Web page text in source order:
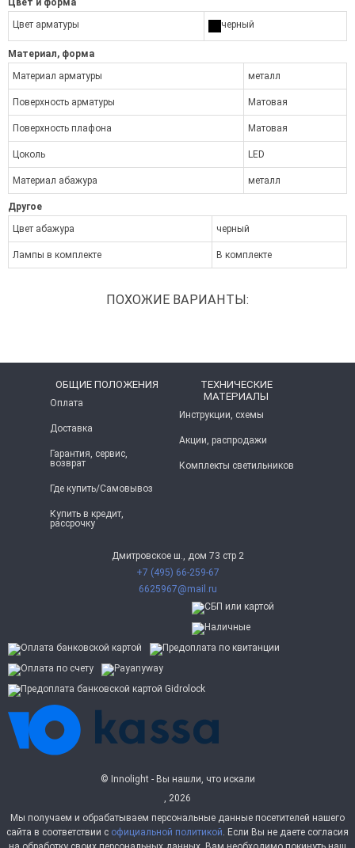
Цвет и форма
Цвет арматуры
черный
Материал, форма
Материал арматуры
металл
Поверхность арматуры Матовая
Поверхность плафона Матовая
Цоколь LED
Материал абажура металл
Другое
Цвет абажура
черный
Лампы в комплекте В комплекте
ПОХОЖИЕ ВАРИАНТЫ:
ОБЩИЕ ПОЛОЖЕНИЯ
Оплата
Доставка
Гарантия, сервис,
возврат
Где купить/Самовывоз
Купить в кредит,
рассрочку
ТЕХНИЧЕСКИЕ
МАТЕРИАЛЫ
Инструкции, схемы
Акции, распродажи
Комплекты светильников
Дмитровское ш., дом 73 стр 2
+7 (495) 66-259-67
6625967@mail.ru
© Innolight - Вы нашли, что искали
, 2026
Мы получаем и обрабатываем персональные данные посетителей нашего
сайта в соответствии с официальной политикой. Если Вы не даете согласия